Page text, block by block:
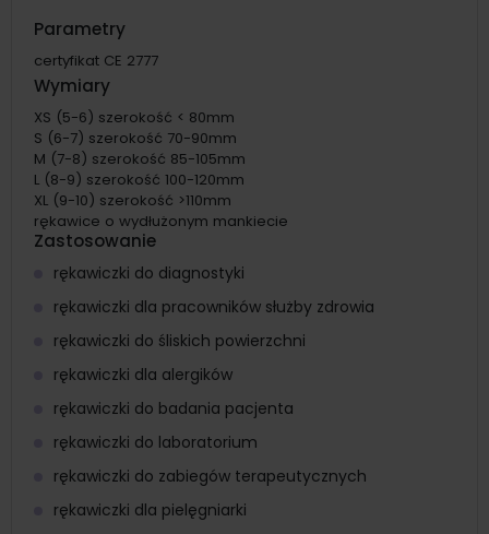
Parametry
certyfikat CE 2777
Wymiary
XS (5-6) szerokość < 80mm
S (6-7) szerokość 70-90mm
M (7-8) szerokość 85-105mm
L (8-9) szerokość 100-120mm
XL (9-10) szerokość >110mm
rękawice o wydłużonym mankiecie
Zastosowanie
rękawiczki do diagnostyki
rękawiczki dla pracowników służby zdrowia
rękawiczki do śliskich powierzchni
rękawiczki dla alergików
rękawiczki do badania pacjenta
rękawiczki do laboratorium
rękawiczki do zabiegów terapeutycznych
rękawiczki dla pielęgniarki